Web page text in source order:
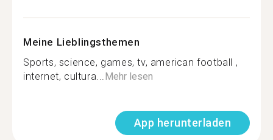
Meine Lieblingsthemen
Sports, science, games, tv, american football ,
internet, cultura...Mehr lesen
App herunterladen